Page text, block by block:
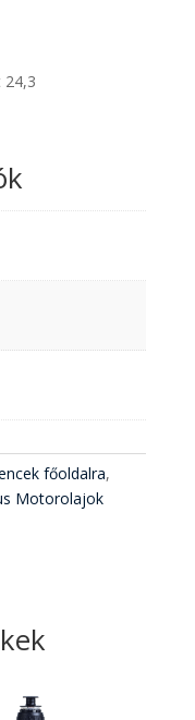
24,3
főoldalra,
Motorolajok